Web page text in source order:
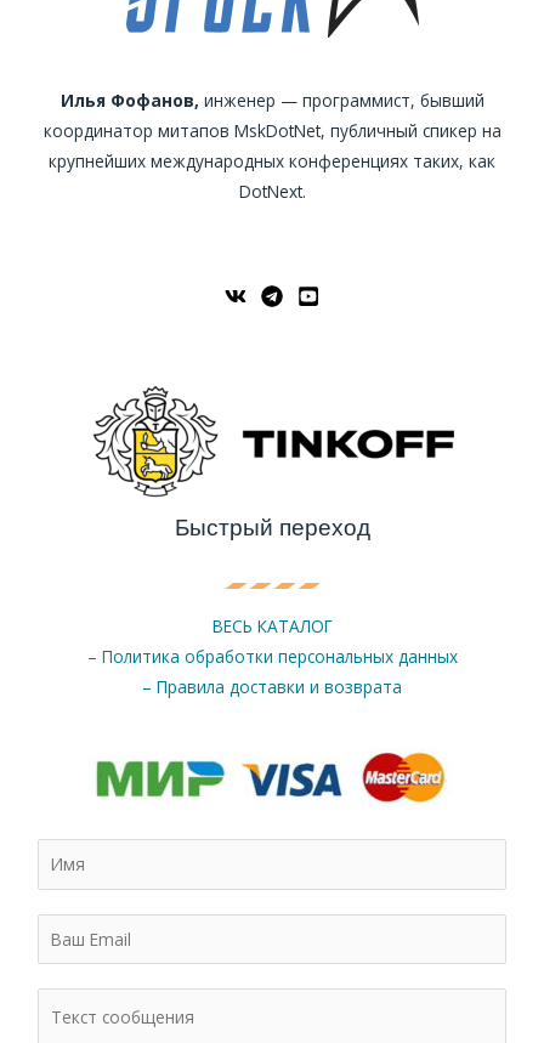
Илья Фофанов, инженер — программист, бывший
координатор митапов MskDotNet, публичный спикер на
крупнейших международных конференциях таких, как
DotNext.
Быстрый переход
ВЕСЬ КАТАЛОГ
– Политика обработки персональных данных
– Правила доставки и возврата